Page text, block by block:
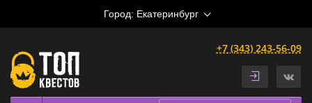
Город: Екатеринбург
+7 (343) 243-56-09